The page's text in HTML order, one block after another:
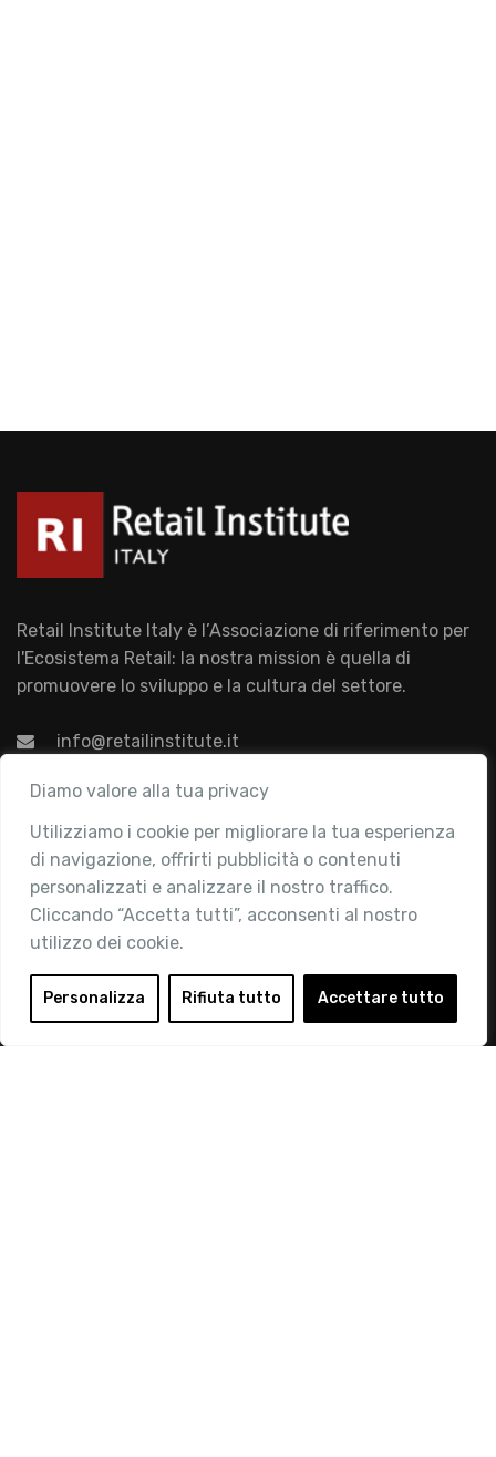
Diamo valore alla tua privacy
Utilizziamo i cookie per migliorare la tua esperienza
di navigazione, offrirti pubblicità o contenuti
personalizzati e analizzare il nostro traffico.
Cliccando “Accetta tutti”, acconsenti al nostro
utilizzo dei cookie.
Personalizza Rifiuta tutto Accettare tutto
Retail Institute Italy è l’Associazione di riferimento per
l'Ecosistema Retail: la nostra mission è quella di
promuovere lo sviluppo e la cultura del settore.
info@retailinstitute.it
Associazione
Chi siamo
Attività
Contatti
Area Riservata
Login
Diventa Socio